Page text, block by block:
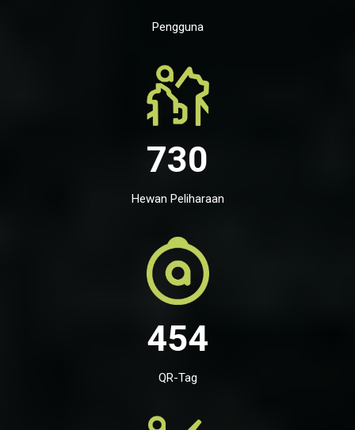
Pengguna
730
Hewan Peliharaan
454
QR-Tag